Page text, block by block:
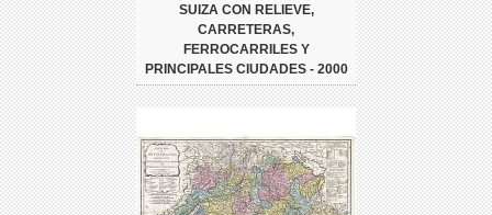
SUIZA CON RELIEVE,
CARRETERAS,
FERROCARRILES Y
PRINCIPALES CIUDADES - 2000